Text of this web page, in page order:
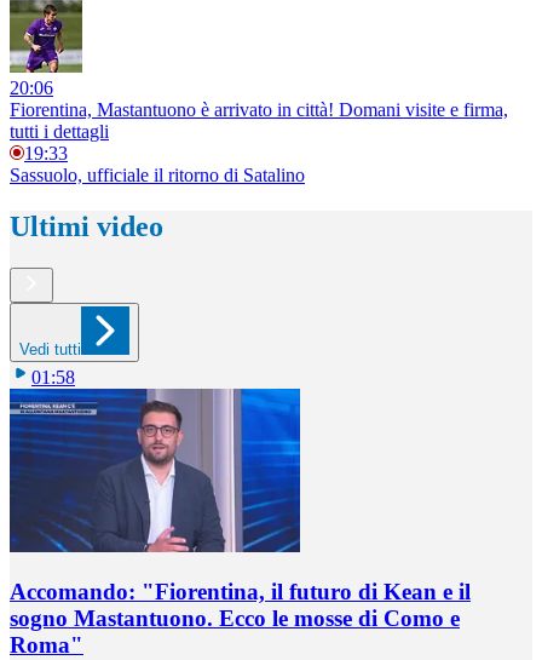
20:06
Fiorentina, Mastantuono è arrivato in città! Domani visite e firma,
tutti i dettagli
19:33
Sassuolo, ufficiale il ritorno di Satalino
Ultimi video
Vedi tutti
01:58
Accomando: "Fiorentina, il futuro di Kean e il
sogno Mastantuono. Ecco le mosse di Como e
Roma"